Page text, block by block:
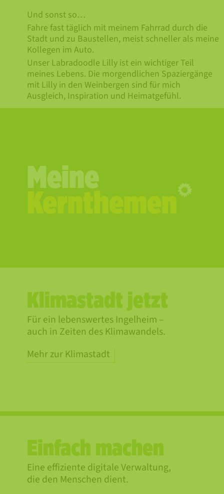
Und sonst so…
Fahre fast täglich mit meinem Fahrrad durch die
Stadt und zu Baustellen, meist schneller als meine
Kollegen im Auto.
Unser Labradoodle Lilly ist ein wichtiger Teil
meines Lebens. Die morgendlichen Spaziergänge
mit Lilly in den Weinbergen sind für mich
Ausgleich, Inspiration und Heimatgefühl.
Meine
Klimastadt jetzt
Für ein lebenswertes Ingelheim –
auch in Zeiten des Klimawandels.
Mehr zur Klimastadt
Einfach machen
Eine effiziente digitale Verwaltung,
die den Menschen dient.